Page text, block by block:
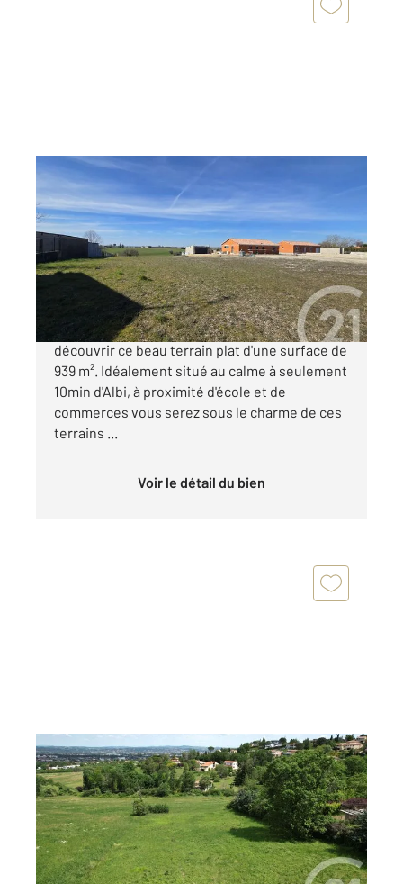
CAGNAC LES MINES 81
939 m
Ref : 1360
Terrain à vendre
46 700 €
Vous envisagez une construction? Venez
découvrir ce beau terrain plat d'une surface de
939 m². Idéalement situé au calme à seulement
10min d'Albi, à proximité d'école et de
commerces vous serez sous le charme de ces
terrains ...
Voir le détail du bien
ALBI 81
2502 m2
Ref : 675
Terrain à vendre
100 000 €